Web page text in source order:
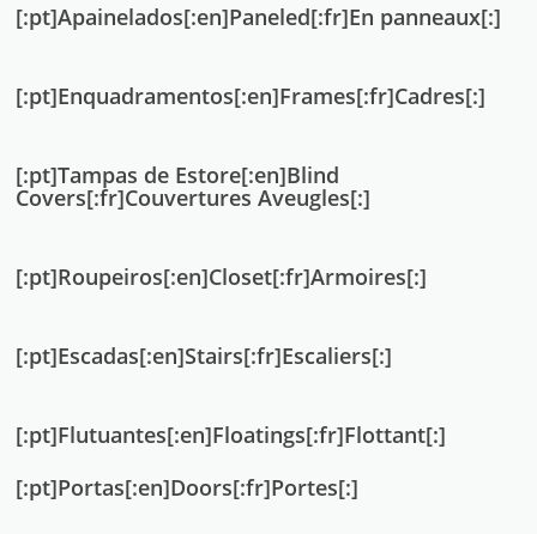
[:pt]Apainelados[:en]Paneled[:fr]En panneaux[:]
[:pt]Enquadramentos[:en]Frames[:fr]Cadres[:]
[:pt]Tampas de Estore[:en]Blind
Covers[:fr]Couvertures Aveugles[:]
[:pt]Roupeiros[:en]Closet[:fr]Armoires[:]
[:pt]Escadas[:en]Stairs[:fr]Escaliers[:]
[:pt]Flutuantes[:en]Floatings[:fr]Flottant[:]
[:pt]Portas[:en]Doors[:fr]Portes[:]